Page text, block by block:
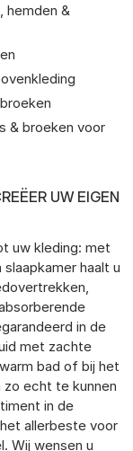
hemden &
& broeken voor
UW EIGEN
uw kleding: met
haalt u
in de
met zachte
bad of bij het
zo echt te kunnen
in de
allerbeste voor
Wij wensen u